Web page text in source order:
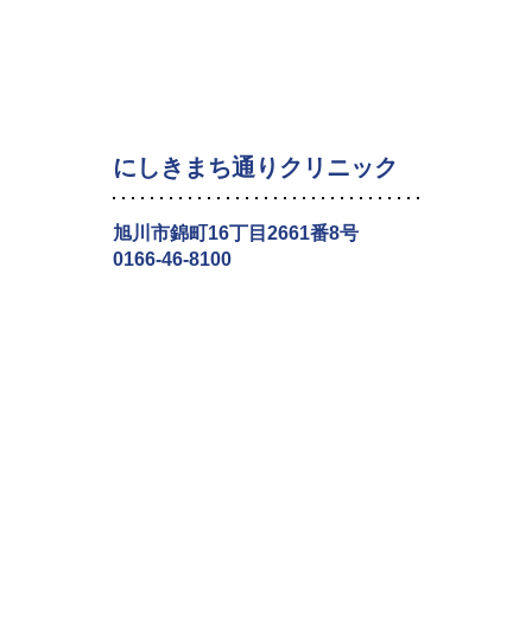
にしきまち通りクリニック
旭川市錦町16丁目2661番8号
0166-46-8100